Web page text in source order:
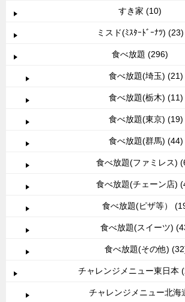
すき家 (10)
ミスド(ﾐｽﾀｰﾄﾞｰﾅﾂ) (23)
食べ放題 (296)
食べ放題(埼玉) (21)
食べ放題(栃木) (11)
食べ放題(東京) (19)
食べ放題(群馬) (44)
食べ放題(ファミレス)
食べ放題(チェーン店)
食べ放題(ピザ等）
食べ放題(スイーツ)
食べ放題(その他)
チャレンジメニュー東日本
チャレンジメニュー北海